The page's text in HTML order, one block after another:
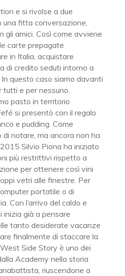
e si rivolse a due
una fitta conversazione,
gli amici. Così come avviene
carte prepagate
in Italia, acquistare
di credito seduti intorno a
questo caso siamo davanti
tutti e per nessuno,
pasto in territorio
si presentò con il regalo
e pudding. Come
notare, ma ancora non ha
Silvio Piona ha iniziato
più restrittivi rispetto a
per ottenere così vini
vetri alle finestre. Per
portatile o di
Con l’arrivo del caldo e
inizia già a pensare
tanto desiderate vacanze
finalmente di staccare la
Side Story è uno dei
Academy nella storia
riuscendone a